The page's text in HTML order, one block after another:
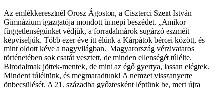
Az emlékkeresztnél Orosz Ágoston, a Ciszterci Szent István
Gimnázium igazgatója mondott ünnepi beszédet. „Amikor
függetlenségünket védjük, a forradalmárok sugárzó eszméit
képviseljük. Több ezer éve itt élünk a Kárpátok bércei között, és
mint oldott kéve a nagyvilágban. Magyarország vérzivataros
történetében sok csatát vesztett, de minden ellenségét túlélte.
Birodalmak jöttek-mentek, de mint az égő gyertya, lassan elégtek.
Mindent túléltünk, és megmaradtunk! A nemzet visszanyerte
önbecsülését. A 21. századba győztesként léptünk be, mert újra